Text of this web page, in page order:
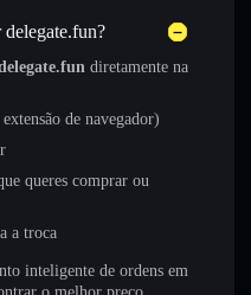
diretamente na
de navegador)
queres comprar ou
a troca
inteligente de ordens em